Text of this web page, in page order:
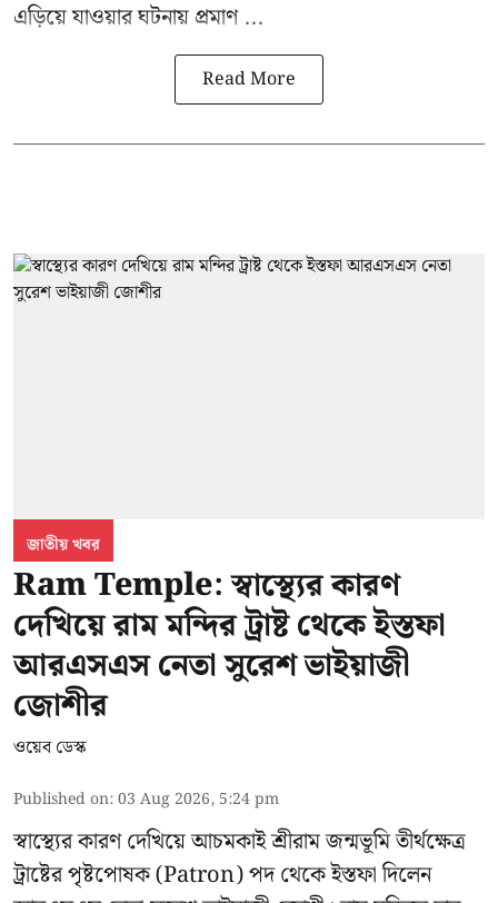
এড়িয়ে যাওয়ার ঘটনায় প্রমাণ ...
Read More
জাতীয় খবর
Ram Temple: স্বাস্থ্যের কারণ
দেখিয়ে রাম মন্দির ট্রাষ্ট থেকে ইস্তফা
আরএসএস নেতা সুরেশ ভাইয়াজী
জোশীর
ওয়েব ডেস্ক
Published on:03 Aug 2026, 5:24 pm
স্বাস্থ্যের কারণ দেখিয়ে আচমকাইশ্রীরাম জন্মভূমি তীর্থক্ষেত্র
ট্রাষ্টেরপৃষ্টপোষক (Patron) পদ থেকে ইস্তফা দিলেন